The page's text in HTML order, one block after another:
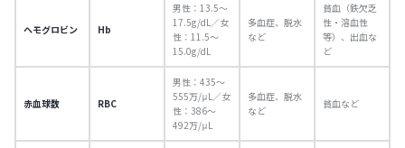
ヘモグロビン Hb
男性：13.5〜
17.5g/dL／女
性：11.5〜
15.0g/dL
多血症、脱水
など
貧血（鉄欠乏
性・溶血性
等）、出血な
ど
赤血球数 RBC
男性：435〜
555万/μL／女
性：386〜
492万/μL
多血症、脱水
など
貧血など